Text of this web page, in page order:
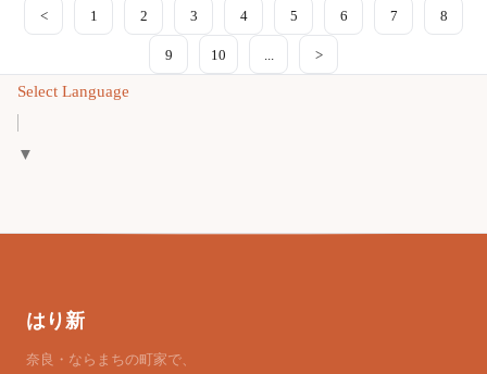
< 1 2 3 4 5 6 7 8
9 10 >
Select Language
▼
はり新
奈良・ならまちの町家で、